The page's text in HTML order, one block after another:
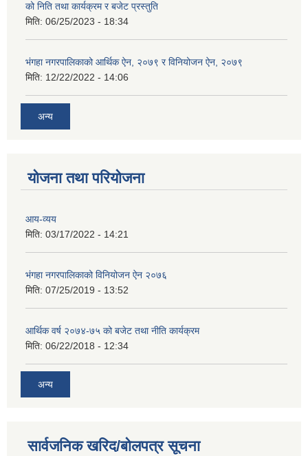
को निति तथा कार्यक्रम र बजेट प्रस्तुति
मिति: 06/25/2023 - 18:34
भंगहा नगरपालिकाको आर्थिक ऐन, २०७९ र विनियोजन ऐन, २०७९
मिति: 12/22/2022 - 14:06
अन्य
योजना तथा परियोजना
आय-व्यय
मिति: 03/17/2022 - 14:21
भंगहा नगरपालिकाको विनियोजन ऐन २०७६
मिति: 07/25/2019 - 13:52
आर्थिक वर्ष २०७४-७५ को बजेट तथा नीति कार्यक्रम
मिति: 06/22/2018 - 12:34
अन्य
सार्वजनिक खरिद/बोलपत्र सूचना